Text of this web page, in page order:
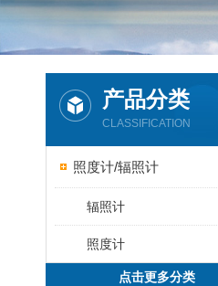
产品分类
CLASSIFICATION
照度计/辐照计
辐照计
照度计
点击更多分类